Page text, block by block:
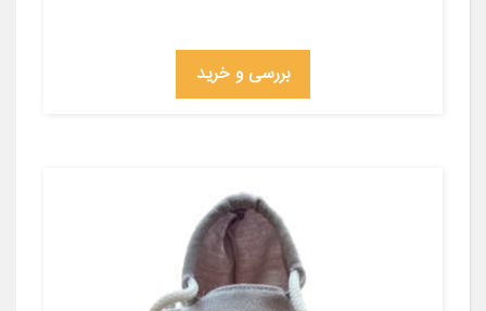
بررسی و خرید